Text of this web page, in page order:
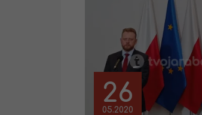
26
05.2020